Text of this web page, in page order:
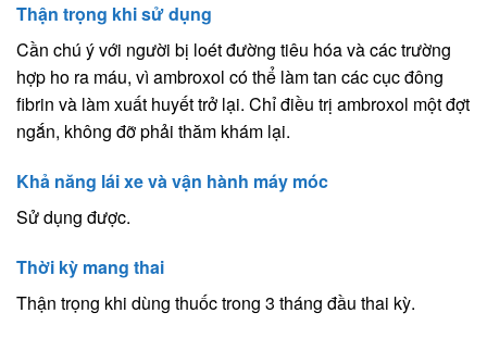
Thận trọng khi sử dụng
Cần chú ý với người bị loét đường tiêu hóa và các trường
hợp ho ra máu, vì ambroxol có thể làm tan các cục đông
fibrin và làm xuất huyết trở lại. Chỉ điều trị ambroxol một đợt
ngắn, không đỡ phải thăm khám lại.
Khả năng lái xe và vận hành máy móc
Sử dụng được.
Thời kỳ mang thai
Thận trọng khi dùng thuốc trong 3 tháng đầu thai kỳ.